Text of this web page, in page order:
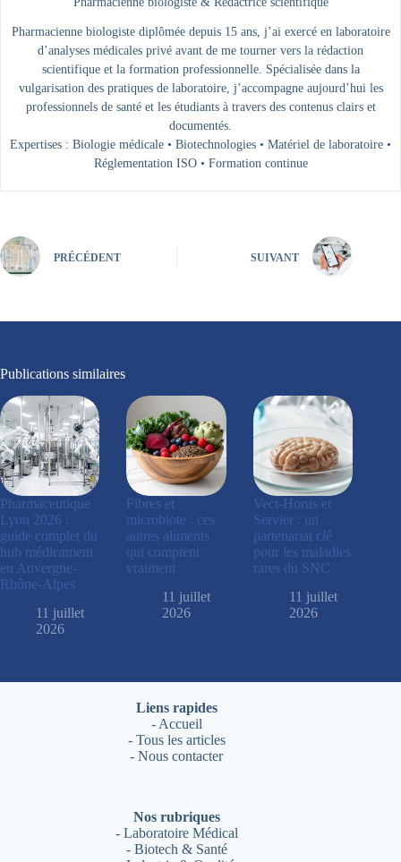
Pharmacienne biologiste diplômée depuis 15 ans, j’ai exercé en laboratoire
d’analyses médicales privé avant de me tourner vers la rédaction
scientifique et la formation professionnelle. Spécialisée dans la
vulgarisation des pratiques de laboratoire, j’accompagne aujourd’hui les
professionnels de santé et les étudiants à travers des contenus clairs et
documentés.
Expertises : Biologie médicale • Biotechnologies • Matériel de laboratoire •
Réglementation ISO • Formation continue
PRÉCÉDENT SUIVANT
Publications similaires
Pharmaceutique
Lyon 2026 :
guide complet du
hub médicament
en Auvergne-
Rhône-Alpes
11 juillet
2026
Fibres et
microbiote : ces
autres aliments
qui comptent
vraiment
11 juillet
2026
Vect-Horus et
Servier : un
partenariat clé
pour les maladies
rares du SNC
11 juillet
2026
Liens rapides
-Accueil
- Tous les articles
-Nous contacter
Nos rubriques
- Laboratoire Médical
- Biotech & Santé